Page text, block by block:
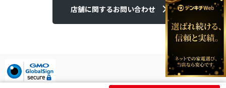
店舗に関するお問い合わせ